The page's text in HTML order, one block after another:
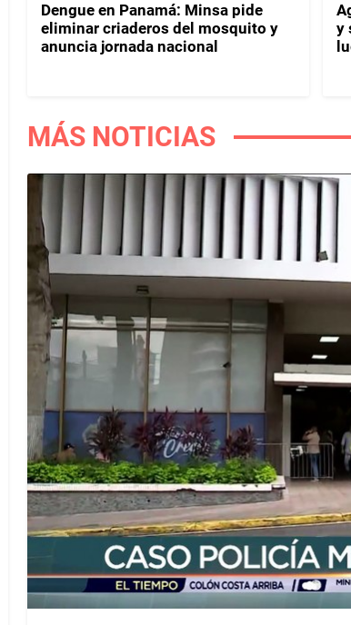
Dengue en Panamá: Minsa pide
eliminar criaderos del mosquito y
anuncia jornada nacional
y
MÁS NOTICIAS